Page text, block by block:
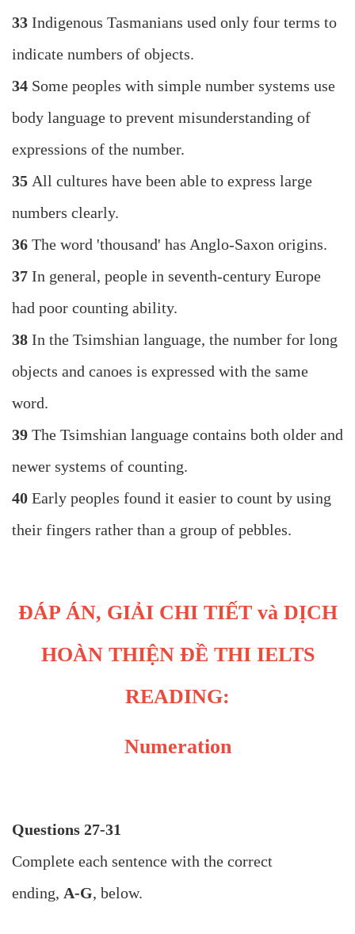
33 Indigenous Tasmanians used only four terms to
indicate numbers of objects.
34 Some peoples with simple number systems use
body language to prevent misunderstanding of
expressions of the number.
35 All cultures have been able to express large
numbers clearly.
36 The word 'thousand' has Anglo-Saxon origins.
37 In general, people in seventh-century Europe
had poor counting ability.
38 In the Tsimshian language, the number for long
objects and canoes is expressed with the same
word.
39 The Tsimshian language contains both older and
newer systems of counting.
40 Early peoples found it easier to count by using
their fingers rather than a group of pebbles.
ĐÁP ÁN, GIẢI CHI TIẾT và DỊCH
HOÀN THIỆN ĐỀ THI IELTS
READING:
Numeration
Questions 27-31
Complete each sentence with the correct
ending, A-G, below.